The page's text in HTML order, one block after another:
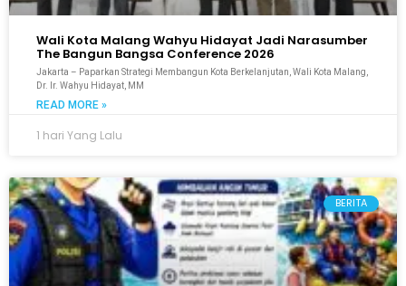
Wali Kota Malang Wahyu Hidayat Jadi Narasumber
The Bangun Bangsa Conference 2026
Jakarta – Paparkan Strategi Membangun Kota Berkelanjutan, Wali Kota Malang,
Dr. Ir. Wahyu Hidayat, MM
READ MORE »
1 hari Yang Lalu
BERITA